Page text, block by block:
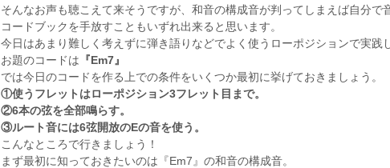
そんなお声も聴こえて来そうですが、和音の構成音が判ってしまえば自分
コードブックを手放すこともいずれ出来ると思います。
今日はあまり難しく考えずに弾き語りなどでよく使うローポジションで実践
お題のコードは 『Em7』
では今日のコードを作る上での条件をいくつか最初に挙げておきましょう。
①使うフレットはローポジション3フレット目まで。
②6本の弦を全部鳴らす。
③ルート音には6弦開放のEの音を使う。
こんなところで行きましょう！
まず最初に知っておきたいのは『Em7』の和音の構成音。